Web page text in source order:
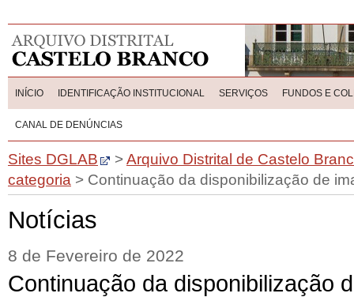
INÍCIO IDENTIFICAÇÃO INSTITUCIONAL SERVIÇOS FUNDOS E
CANAL DE DENÚNCIAS
Sites DGLAB >Arquivo Distrital de Castelo
categoria > Continuação da disponibilização de
Notícias
8 de Fevereiro de 2022
Continuação da disponibilização